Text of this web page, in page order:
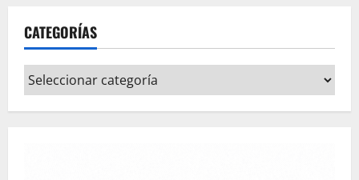
CATEGORÍAS
Categorías